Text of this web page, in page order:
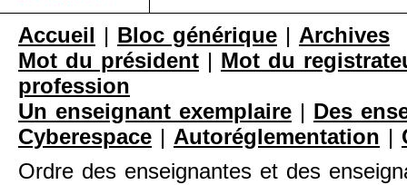
Accueil | Bloc générique | Archives
Mot du président | Mot du
profession
Un enseignant exemplaire | Des
Cyberespace | Autoréglementation |
Ordre des enseignantes et des